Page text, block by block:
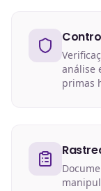
análise
primas